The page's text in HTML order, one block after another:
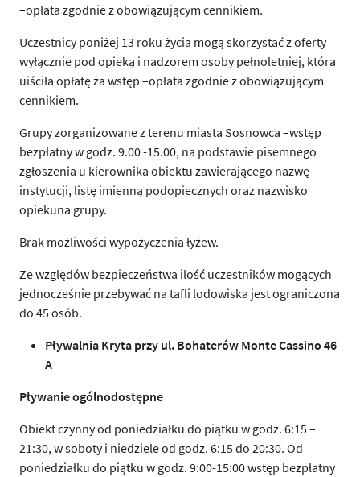
–opłata zgodnie z obowiązującym cennikiem.
Uczestnicy poniżej 13 roku życia mogą skorzystać z oferty
wyłącznie pod opieką i nadzorem osoby pełnoletniej, która
uiściła opłatę za wstęp –opłata zgodnie z obowiązującym
cennikiem.
Grupy zorganizowane z terenu miasta Sosnowca –wstęp
bezpłatny w godz. 9.00 -15.00, na podstawie pisemnego
zgłoszenia u kierownika obiektu zawierającego nazwę
instytucji, listę imienną podopiecznych oraz nazwisko
opiekuna grupy.
Brak możliwości wypożyczenia łyżew.
Ze względów bezpieczeństwa ilość uczestników mogących
jednocześnie przebywać na tafli lodowiska jest ograniczona
do 45 osób.
Pływalnia Kryta przy ul. Bohaterów Monte Cassino 46
A
Pływanie ogólnodostępne
Obiekt czynny od poniedziałku do piątku w godz. 6:15 –
21:30, w soboty i niedziele od godz. 6:15 do 20:30. Od
poniedziałku do piątku w godz. 9:00-15:00 wstęp bezpłatny